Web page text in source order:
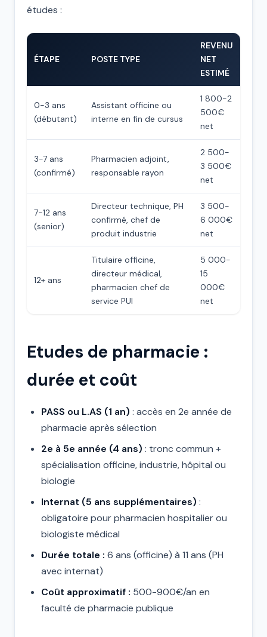
études :
ÉTAPE POSTE TYPE
REVENU
NET
ESTIMÉ
0-3 ans
(débutant)
Assistant officine ou
interne en fin de cursus
1 800-2
500€
net
3-7 ans
(confirmé)
Pharmacien adjoint,
responsable rayon
2 500-
3 500€
net
7-12 ans
(senior)
Directeur technique, PH
confirmé, chef de
produit industrie
3 500-
6 000€
net
12+ ans
Titulaire officine,
directeur médical,
pharmacien chef de
service PUI
5 000-
15
000€
net
Etudes de pharmacie :
durée et coût
PASS ou L.AS (1 an) : accès en 2e année de
pharmacie après sélection
2e à 5e année (4 ans) : tronc commun +
spécialisation officine, industrie, hôpital ou
biologie
Internat (5 ans supplémentaires) :
obligatoire pour pharmacien hospitalier ou
biologiste médical
Durée totale : 6 ans (officine) à 11 ans (PH
avec internat)
Coût approximatif : 500-900€/an en
faculté de pharmacie publique